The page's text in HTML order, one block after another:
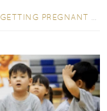
GETTING PREGNANT